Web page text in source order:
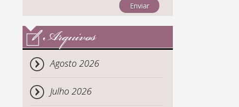
Enviar
Arquivos
Agosto 2026
Julho 2026